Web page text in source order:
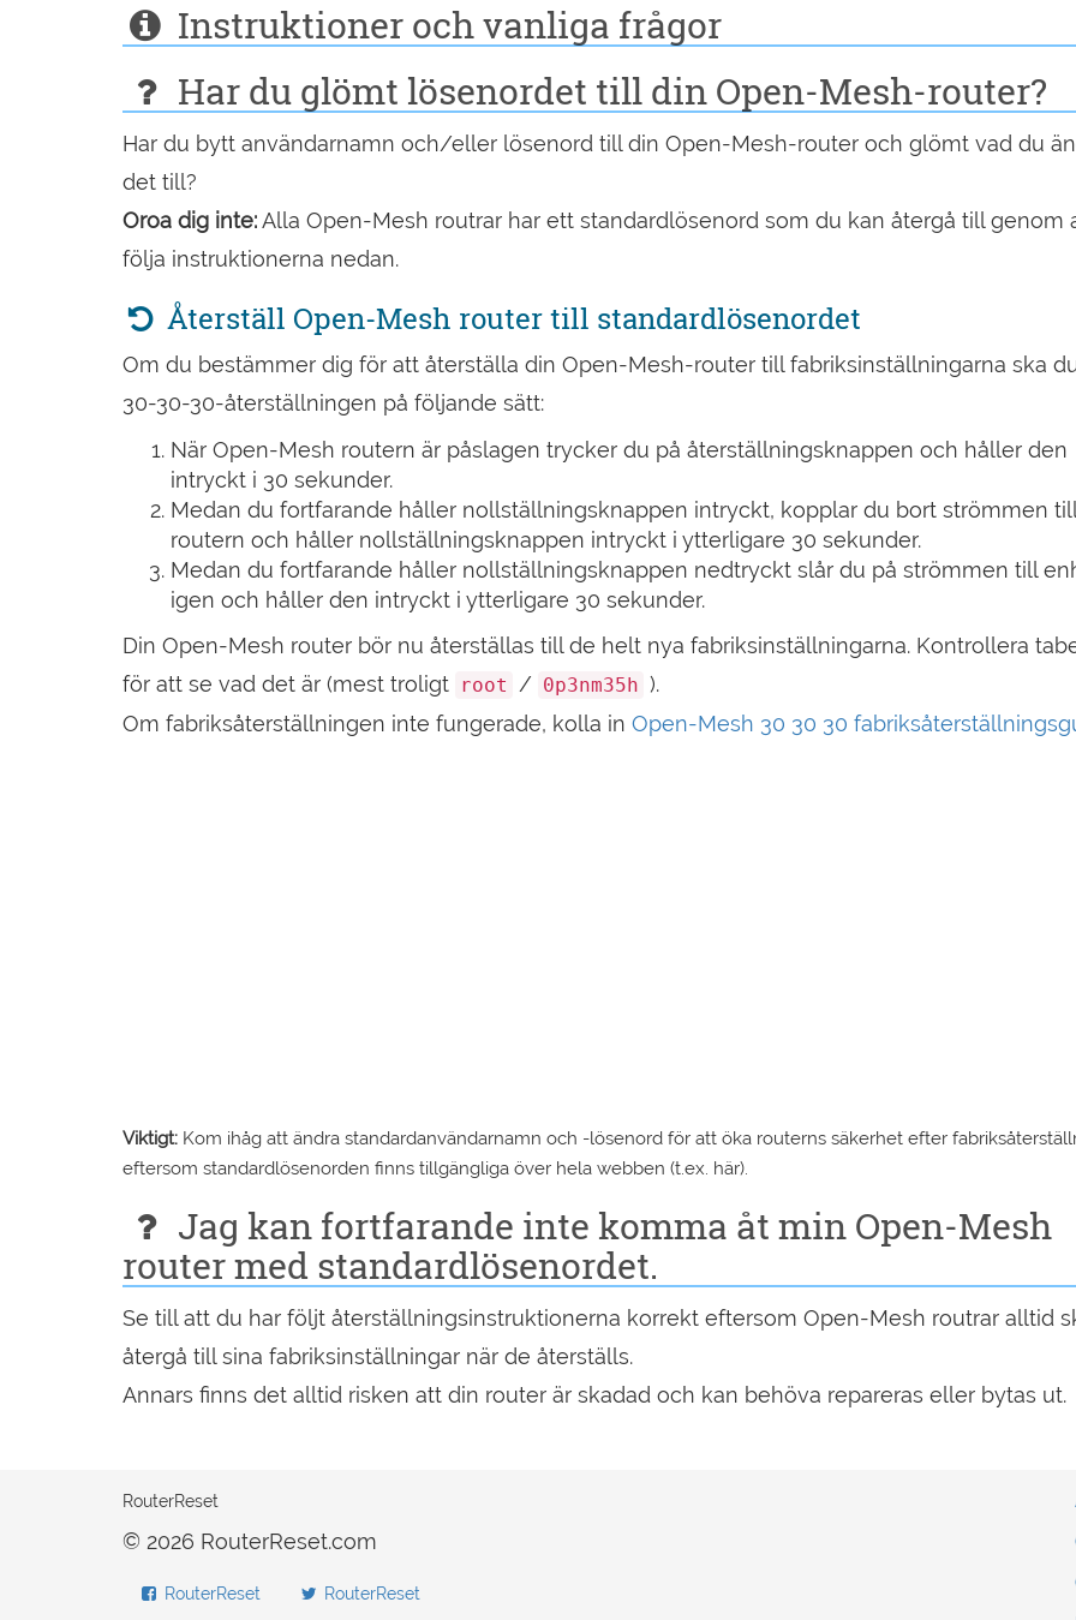
Instruktioner och vanliga frågor
Har du glömt lösenordet till din Open-Mesh-router?
Har du bytt användarnamn och/eller lösenord till din Open-Mesh-router och glömt vad du
det till?
Oroa dig inte:Alla Open-Mesh routrar har ett standardlösenord som du kan återgå till genom
följa instruktionerna nedan.
Återställ Open-Mesh router till standardlösenordet
Om du bestämmer dig för att återställa din Open-Mesh-router till fabriksinställningarna ska
30-30-30-återställningen på följande sätt:
När Open-Mesh routern är påslagen trycker du på återställningsknappen och håller den
intryckt i 30 sekunder.
Medan du fortfarande håller nollställningsknappen intryckt, kopplar du bort strömmen till
routern och håller nollställningsknappen intryckt i ytterligare 30 sekunder.
Medan du fortfarande håller nollställningsknappen nedtryckt slår du på strömmen till
igen och håller den intryckt i ytterligare 30 sekunder.
Din Open-Mesh router bör nu återställas till de helt nya fabriksinställningarna. Kontrollera
för att se vad det är (mest troligt root / 0p3nm35h ).
Om fabriksåterställningen inte fungerade, kolla in Open-Mesh 30 30 30
Viktigt: Kom ihåg att ändra standardanvändarnamn och -lösenord för att öka routerns säkerhet efter
eftersom standardlösenorden finns tillgängliga över hela webben (t.ex. här).
Jag kan fortfarande inte komma åt min Open-Mesh
router med standardlösenordet.
Se till att du har följt återställningsinstruktionerna korrekt eftersom Open-Mesh routrar alltid
återgå till sina fabriksinställningar när de återställs.
Annars finns det alltid risken att din router är skadad och kan behöva repareras eller bytas ut.
RouterReset
© 2026 RouterReset.com
RouterReset RouterReset